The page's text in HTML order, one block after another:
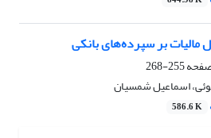
مالیات بر سپرده‌های بانکی
255-268
اسماعیل شمسیان
586.6 K